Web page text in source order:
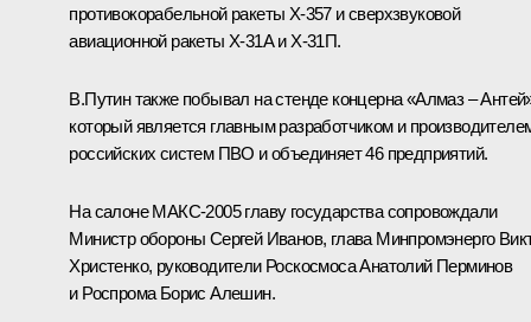
противокорабельной ракеты Х-357 и сверхзвуковой
авиационной ракеты Х-31А и Х-31П.
В.Путин также побывал на стенде концерна «Алмаз –
который является главным разработчиком и
российских систем ПВО и объединяет 46 предприятий.
На салоне МАКС-2005 главу государства сопровождали
Министр обороны Сергей Иванов, глава Минпромэнерго
Христенко, руководители Роскосмоса Анатолий Перминов
и Роспрома Борис Алешин.